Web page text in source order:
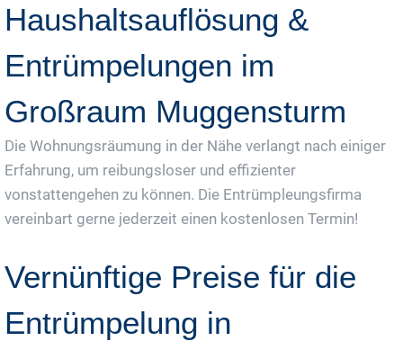
Haushaltsauflösung &
Entrümpelungen im
Großraum Muggensturm
Die Wohnungsräumung in der Nähe verlangt nach einiger
Erfahrung, um reibungsloser und effizienter
vonstattengehen zu können. Die Entrümpleungsfirma
vereinbart gerne jederzeit einen kostenlosen Termin!
Vernünftige Preise für die
Entrümpelung in